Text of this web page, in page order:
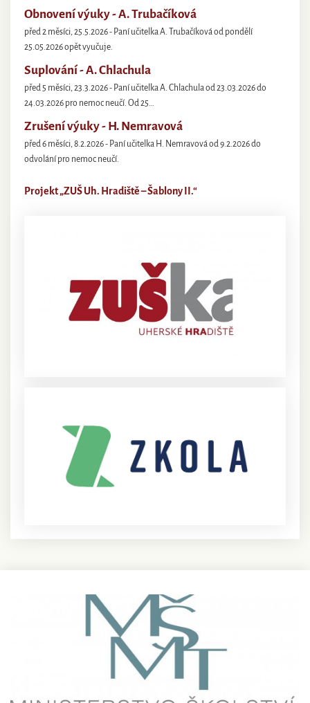
Obnovení výuky - A. Trubačíková
před 2 měsíci, 25.5.2026 - Paní učitelka A. Trubačíková od pondělí
25.05.2026 opět vyučuje.
Suplování - A. Chlachula
před 5 měsíci, 23.3.2026 - Paní učitelka A. Chlachula od 23.03.2026 do
24.03.2026 pro nemoc neučí. Od 25…
Zrušení výuky - H. Nemravová
před 6 měsíci, 8.2.2026 - Paní učitelka H. Nemravová od 9.2.2026 do
odvolání pro nemoc neučí.
Projekt „ZUŠ Uh. Hradiště – Šablony II.“